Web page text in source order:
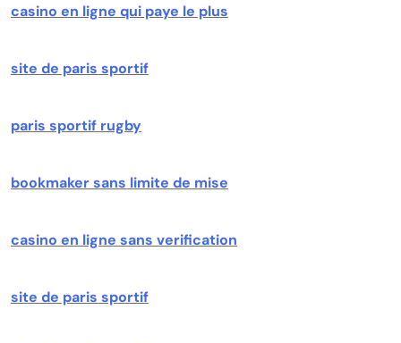
casino en ligne qui paye le plus
site de paris sportif
paris sportif rugby
bookmaker sans limite de mise
casino en ligne sans verification
site de paris sportif